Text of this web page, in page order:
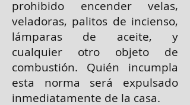
prohibido encender velas,
veladoras, palitos de incienso,
lámparas de aceite, y
cualquier otro objeto de
combustión. Quién incumpla
esta norma será expulsado
inmediatamente de la casa.